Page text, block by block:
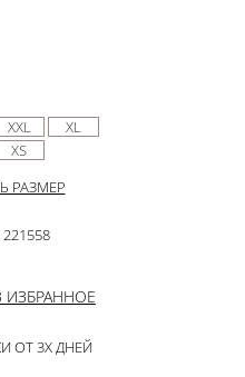
XXL
XL
XS
РАЗМЕР
ИЗБРАННОЕ
ОТ 3Х ДНЕЙ